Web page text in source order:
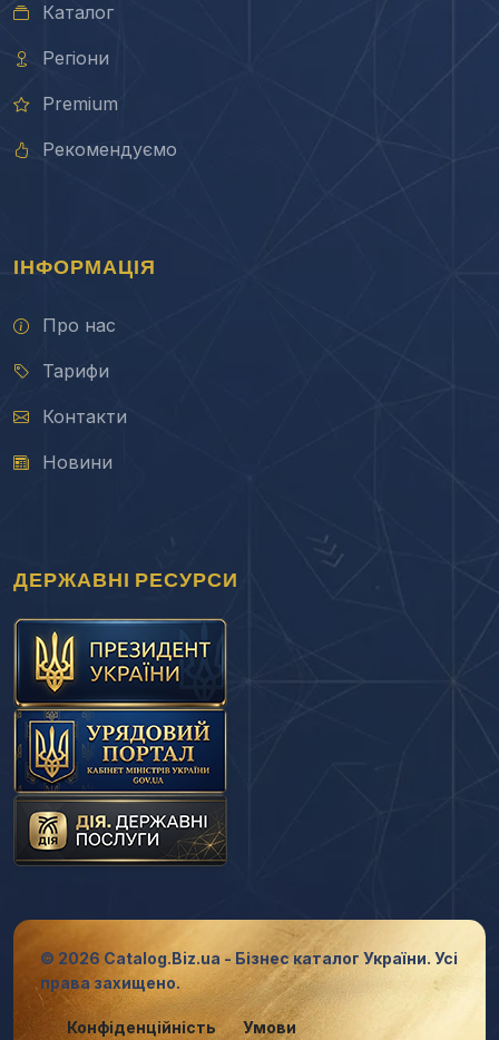
Каталог
Регіони
Premium
Рекомендуємо
ІНФОРМАЦІЯ
Про нас
Тарифи
Контакти
Новини
ДЕРЖАВНІ РЕСУРСИ
© 2026 Catalog.Biz.ua - Бізнес каталог України. Усі
права захищено.
Конфіденційність Умови